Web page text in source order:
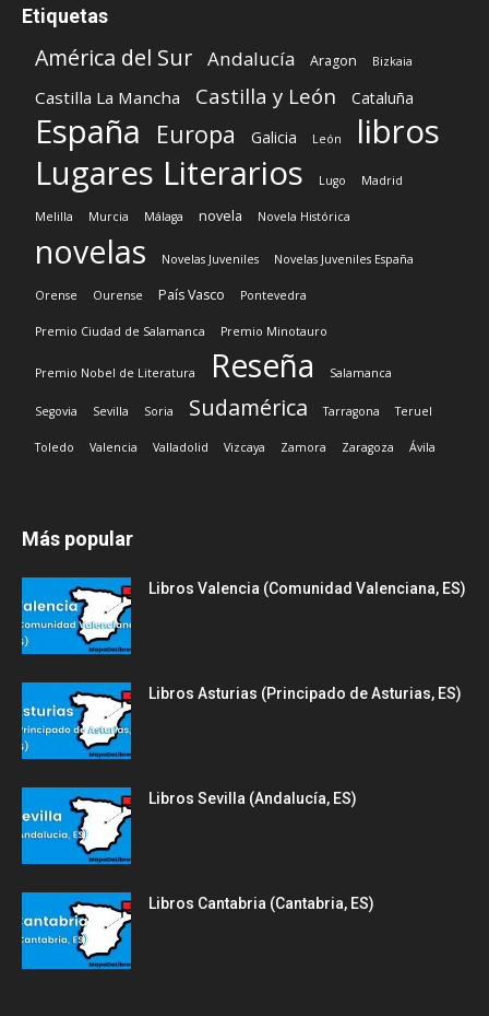
Etiquetas
América del Sur Andalucía Aragon Bizkaia
Castilla La Mancha Castilla y León Cataluña
España Europa Galicia León
libros
Lugares Literarios
Lugo Madrid
Melilla Murcia Málaga novela Novela Histórica
novelas Novelas Juveniles Novelas Juveniles España
Orense Ourense País Vasco Pontevedra
Premio Ciudad de Salamanca Premio Minotauro
Premio Nobel de Literatura Reseña Salamanca
Segovia Sevilla Soria Sudamérica Tarragona Teruel
Toledo Valencia Valladolid Vizcaya Zamora Zaragoza Ávila
Más popular
Libros Valencia (Comunidad Valenciana, ES)
Libros Asturias (Principado de Asturias, ES)
Libros Sevilla (Andalucía, ES)
Libros Cantabria (Cantabria, ES)